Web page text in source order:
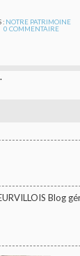
Blog
: NOTRE PATRIMOINE
0 COMMENTAIRE